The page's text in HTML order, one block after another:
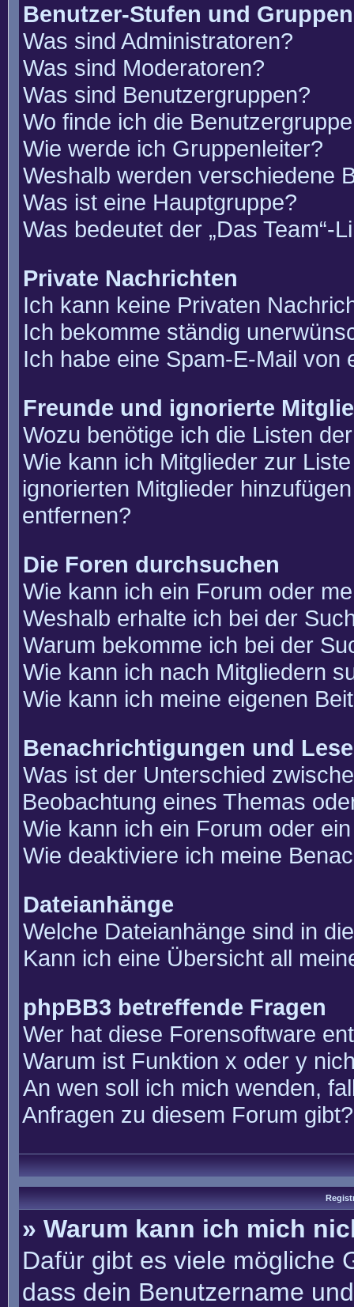
Benutzer-Stufen und Gruppen
Was sind Administratoren?
Was sind Moderatoren?
Was sind Benutzergruppen?
Wo finde ich die
Wie werde ich Gruppenleiter?
Weshalb werden verschiedene
Was ist eine Hauptgruppe?
Was bedeutet der „Das Team“-
Private Nachrichten
Ich kann keine Privaten
Ich bekomme ständig
Ich habe eine Spam-E-Mail von
Freunde und ignorierte
Wozu benötige ich die Listen
Wie kann ich Mitglieder zur
ignorierten Mitglieder
entfernen?
Die Foren durchsuchen
Wie kann ich ein Forum oder
Weshalb erhalte ich bei der
Warum bekomme ich bei der
Wie kann ich nach Mitgliedern
Wie kann ich meine eigenen
Benachrichtigungen und
Was ist der Unterschied
Beobachtung eines Themas
Wie kann ich ein Forum oder
Wie deaktiviere ich meine
Dateianhänge
Welche Dateianhänge sind in
Kann ich eine Übersicht all
phpBB3 betreffende Fragen
Wer hat diese Forensoftware
Warum ist Funktion x oder y
An wen soll ich mich wenden,
Anfragen zu diesem Forum gibt?
» Warum kann ich mich
Dafür gibt es viele mögliche
dass dein Benutzername